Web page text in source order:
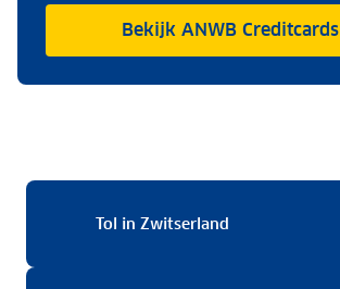
Bekijk ANWB Creditcards
Tol in Zwitserland